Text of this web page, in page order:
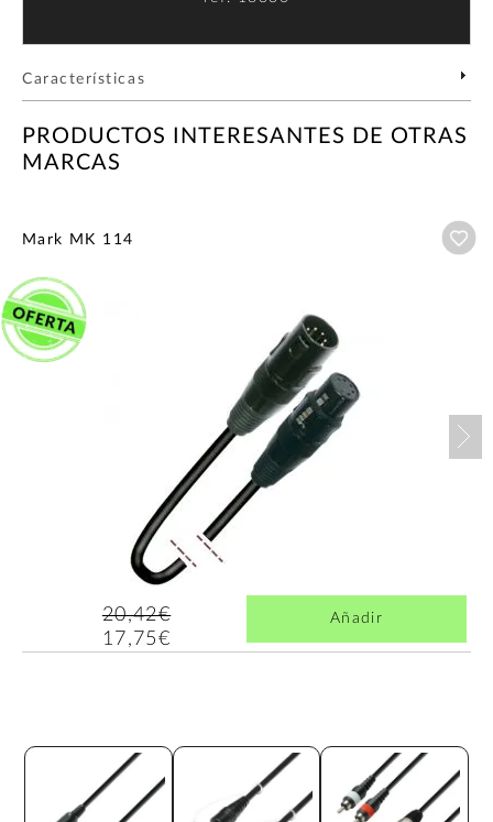
Características
PRODUCTOS INTERESANTES DE OTRAS
MARCAS
Mark MK 114
20,42€
17,75€
Añadir